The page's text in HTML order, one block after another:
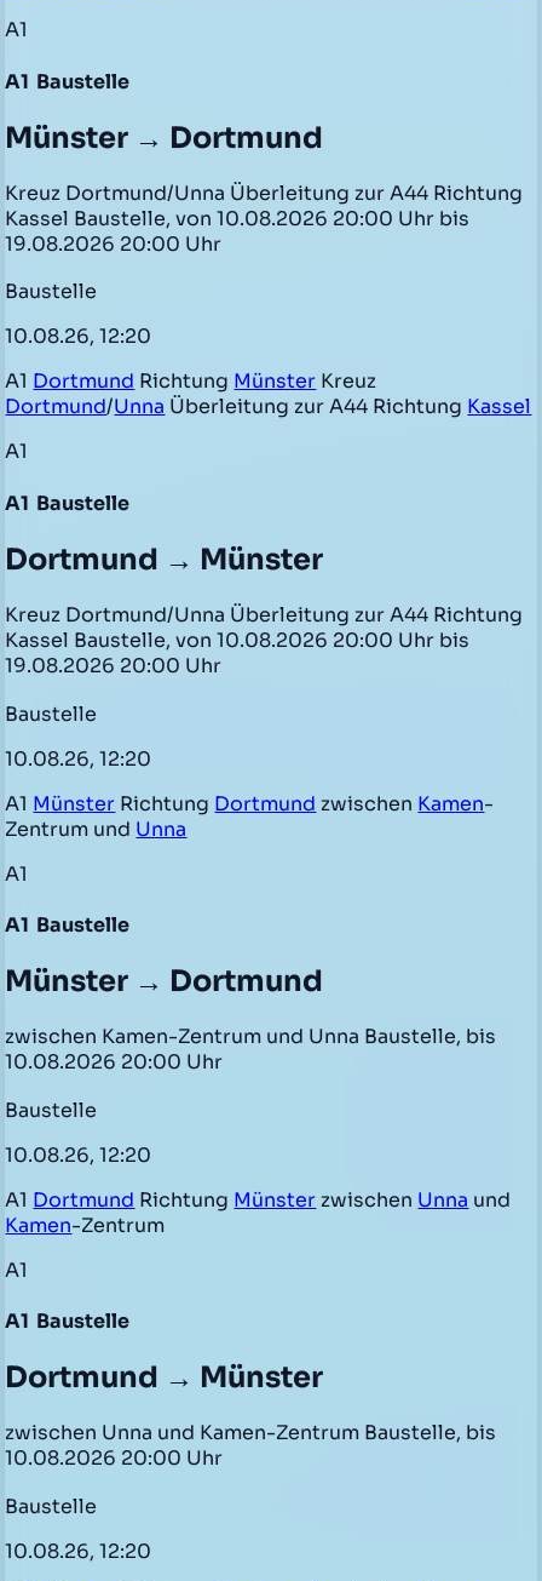
A1
A1 Baustelle
Münster → Dortmund
Kreuz Dortmund/Unna Überleitung zur A44 Richtung
Kassel Baustelle, von 10.08.2026 20:00 Uhr bis
19.08.2026 20:00 Uhr
Baustelle
10.08.26, 12:20
A1 Dortmund Richtung Münster Kreuz
Dortmund/Unna Überleitung zur A44 Richtung Kassel
A1
A1 Baustelle
Dortmund → Münster
Kreuz Dortmund/Unna Überleitung zur A44 Richtung
Kassel Baustelle, von 10.08.2026 20:00 Uhr bis
19.08.2026 20:00 Uhr
Baustelle
10.08.26, 12:20
A1 Münster Richtung Dortmund zwischen Kamen-
Zentrum und Unna
A1
A1 Baustelle
Münster → Dortmund
zwischen Kamen-Zentrum und Unna Baustelle, bis
10.08.2026 20:00 Uhr
Baustelle
10.08.26, 12:20
A1 Dortmund Richtung Münster zwischen Unna und
Kamen-Zentrum
A1
A1 Baustelle
Dortmund → Münster
zwischen Unna und Kamen-Zentrum Baustelle, bis
10.08.2026 20:00 Uhr
Baustelle
10.08.26, 12:20